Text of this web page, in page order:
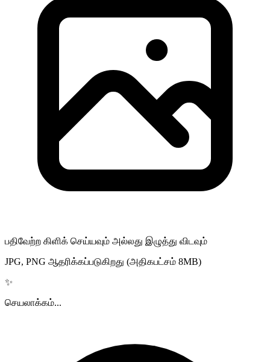
பதிவேற்ற கிளிக் செய்யவும் அல்லது இழுத்து விடவும்
JPG, PNG ஆதரிக்கப்படுகிறது (அதிகபட்சம் 8MB)
✨
செயலாக்கம்...